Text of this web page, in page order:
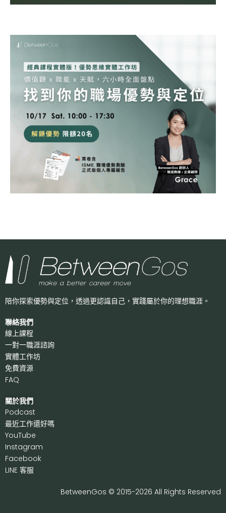
陪你探索優勢與定位，透過更認識自己， 實踐屬於你的理想職涯。
聯絡我們
線上課程
一對一職涯諮詢
實體工作坊
免費資源
FAQ
關於我們
Podcast
最近工作還好嗎
YouTube
Instagram
Facebook
LINE 客服
BetweenGos © 2015-2026 All Rights Reserved